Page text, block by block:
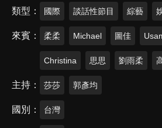
類型 國際 談話性節目 綜藝
來賓 柔柔 Michael 圖佳
Christina 思思 劉雨柔
主持 莎莎 郭彥均
國別 台灣